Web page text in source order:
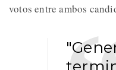
votos entre ambos